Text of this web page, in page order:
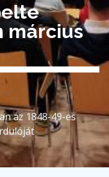
március
az 1848-49-es